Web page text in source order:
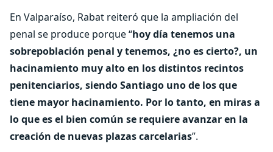
En Valparaíso, Rabat reiteró que la ampliación del
penal se produce porque “hoy día tenemos una
sobrepoblación penal y tenemos, ¿no es cierto?, un
hacinamiento muy alto en los distintos recintos
penitenciarios, siendo Santiago uno de los que
tiene mayor hacinamiento. Por lo tanto, en miras a
lo que es el bien común se requiere avanzar en la
creación de nuevas plazas carcelarias”.